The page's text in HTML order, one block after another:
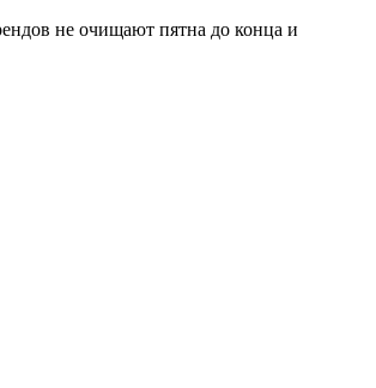
не очищают пятна до конца и